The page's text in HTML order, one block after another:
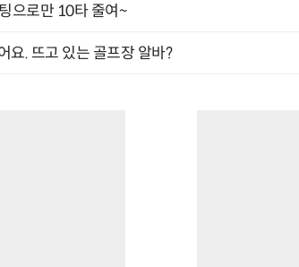
으로만 10타 줄여~
. 뜨고 있는 골프장 알바?